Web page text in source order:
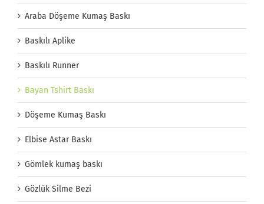
Araba Döşeme Kumaş Baskı
Baskılı Aplike
Baskılı Runner
Bayan Tshirt Baskı
Döşeme Kumaş Baskı
Elbise Astar Baskı
Gömlek kumaş baskı
Gözlük Silme Bezi